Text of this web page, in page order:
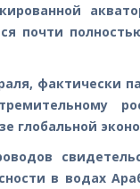
почти
фактически
глобальной
в водах